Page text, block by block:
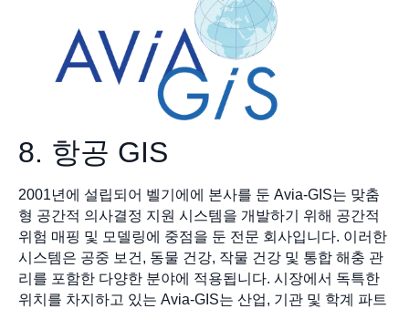
8. 항공 GIS
2001년에 설립되어 벨기에에 본사를 둔 Avia-GIS는 맞춤
형 공간적 의사결정 지원 시스템을 개발하기 위해 공간적
위험 매핑 및 모델링에 중점을 둔 전문 회사입니다. 이러한
시스템은 공중 보건, 동물 건강, 작물 건강 및 통합 해충 관
리를 포함한 다양한 분야에 적용됩니다. 시장에서 독특한
위치를 차지하고 있는 Avia-GIS는 산업, 기관 및 학계 파트